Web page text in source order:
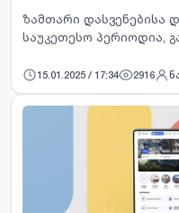
ზამთარი დასვენებისა
საუკეთესო პერიოდია,
იწყებ. ზამთრისთვის
თოვლიანი პეიზ…
15.01.2025 / 17:34 2916